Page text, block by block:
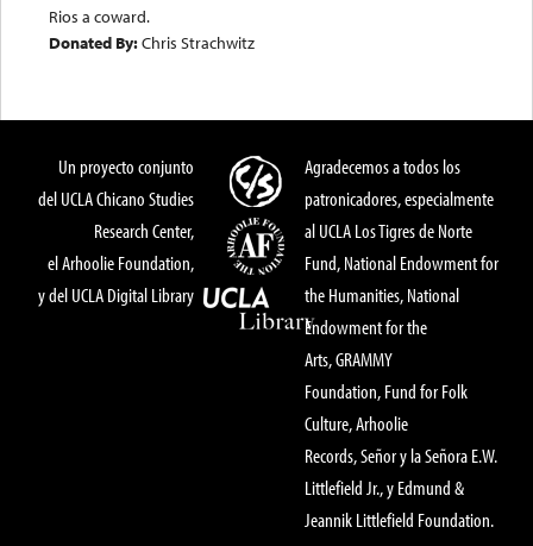
Rios a coward.
Donated By:Chris Strachwitz
Un proyecto conjunto
del UCLA Chicano Studies
Research Center,
el Arhoolie Foundation,
y del UCLA Digital Library
Agradecemos a todos los
patronicadores, especialmente
al UCLA Los Tigres de Norte
Fund, National Endowment for
the Humanities, National
Endowment for the
Arts, GRAMMY
Foundation, Fund for Folk
Culture, Arhoolie
Records, Señor y la Señora E.W.
Littlefield Jr., y Edmund &
Jeannik Littlefield Foundation.